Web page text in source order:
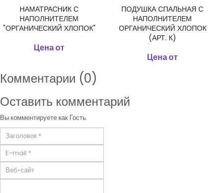
НАМАТРАСНИК С
НАПОЛНИТЕЛЕМ
"ОРГАНИЧЕСКИЙ ХЛОПОК"
Цена от
ПОДУШКА СПАЛЬНАЯ С
НАПОЛНИТЕЛЕМ
ОРГАНИЧЕСКИЙ ХЛОПОК
(АРТ. К)
Цена от
Комментарии (0)
Оставить комментарий
Вы комментируете как Гость.